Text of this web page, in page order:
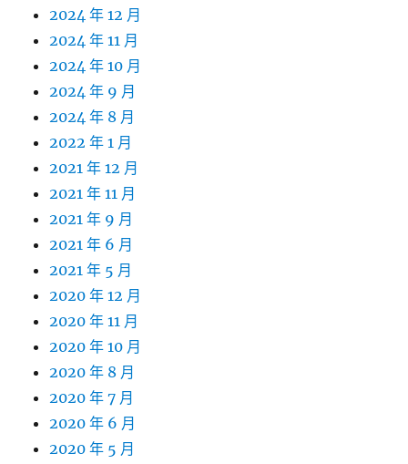
2024 年 12 月
2024 年 11 月
2024 年 10 月
2024 年 9 月
2024 年 8 月
2022 年 1 月
2021 年 12 月
2021 年 11 月
2021 年 9 月
2021 年 6 月
2021 年 5 月
2020 年 12 月
2020 年 11 月
2020 年 10 月
2020 年 8 月
2020 年 7 月
2020 年 6 月
2020 年 5 月